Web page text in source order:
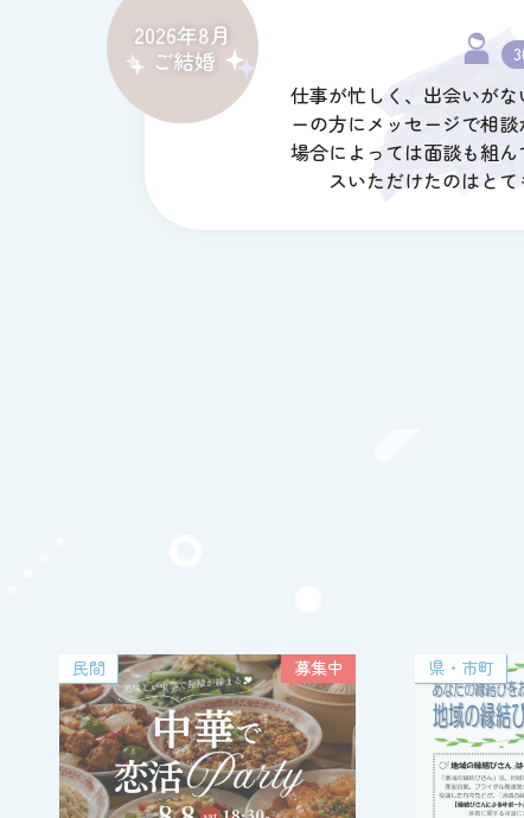
2026年8月
ご結婚
仕事が忙しく、出会いが
ーの方にメッセージで相談
場合によっては面談も組
スいただけたのはとて
県・市町 募集終了 地域の縁結